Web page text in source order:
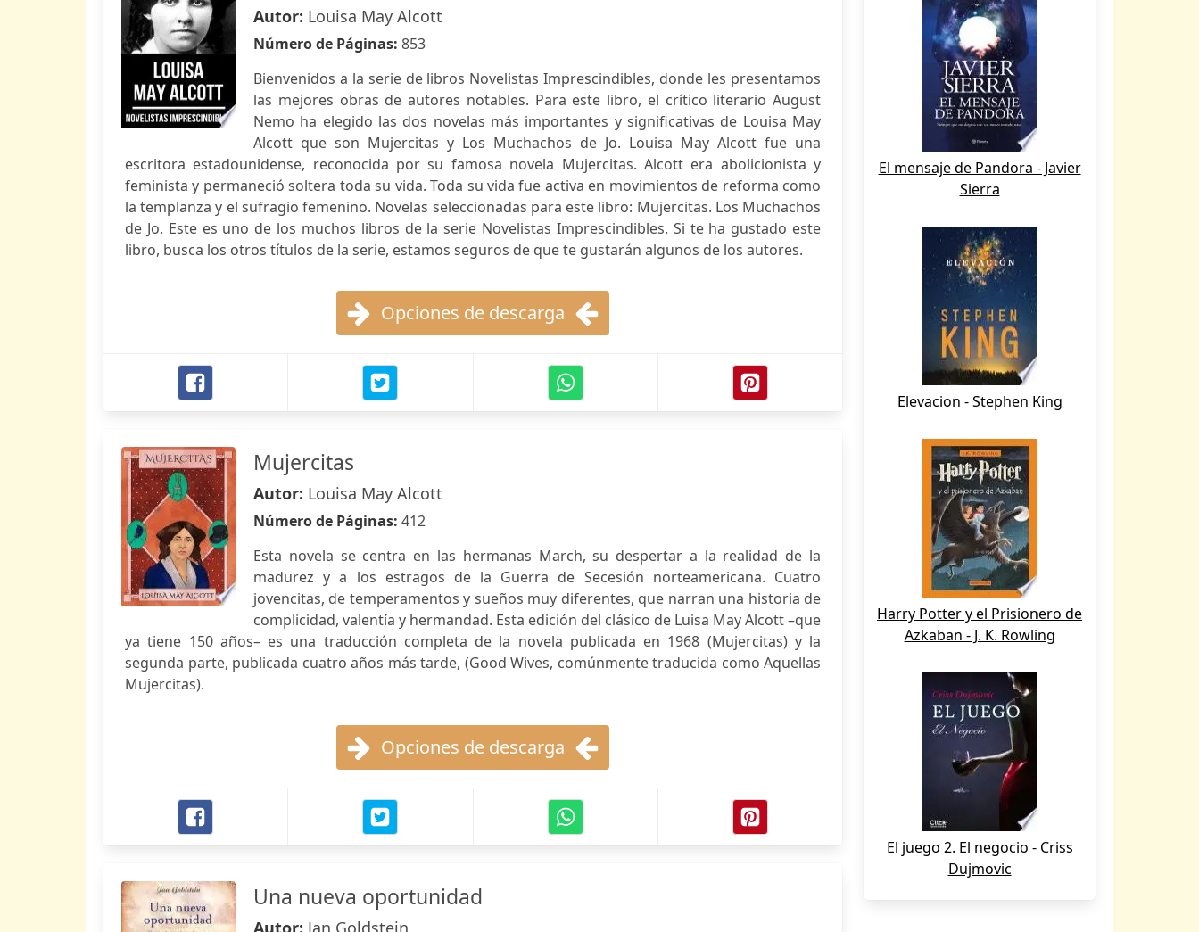
Autor: Louisa May Alcott
Número de Páginas: 853
Bienvenidos a la serie de libros Novelistas Imprescindibles, donde les presentamos
las mejores obras de autores notables. Para este libro, el crítico literario August
Nemo ha elegido las dos novelas más importantes y significativas de Louisa May
Alcott que son Mujercitas y Los Muchachos de Jo. Louisa May Alcott fue una
escritora estadounidense, reconocida por su famosa novela Mujercitas. Alcott era abolicionista y
feminista y permaneció soltera toda su vida. Toda su vida fue activa en movimientos de reforma como
la templanza y el sufragio femenino. Novelas seleccionadas para este libro: Mujercitas. Los Muchachos
de Jo. Este es uno de los muchos libros de la serie Novelistas Imprescindibles. Si te ha gustado este
libro, busca los otros títulos de la serie, estamos seguros de que te gustarán algunos de los autores.
Opciones de descarga
Mujercitas
Autor: Louisa May Alcott
Número de Páginas: 412
Esta novela se centra en las hermanas March, su despertar a la realidad de la
madurez y a los estragos de la Guerra de Secesión norteamericana. Cuatro
jovencitas, de temperamentos y sueños muy diferentes, que narran una historia de
complicidad, valentía y hermandad. Esta edición del clásico de Luisa May Alcott –que
ya tiene 150 años– es una traducción completa de la novela publicada en 1968 (Mujercitas) y la
segunda parte, publicada cuatro años más tarde, (Good Wives, comúnmente traducida como Aquellas
Mujercitas).
Opciones de descarga
Una nueva oportunidad
Autor: Jan Goldstein
El mensaje de Pandora - Javier
Sierra
Elevacion - Stephen King
Harry Potter y el Prisionero de
Azkaban - J. K. Rowling
El juego 2. El negocio - Criss
Dujmovic